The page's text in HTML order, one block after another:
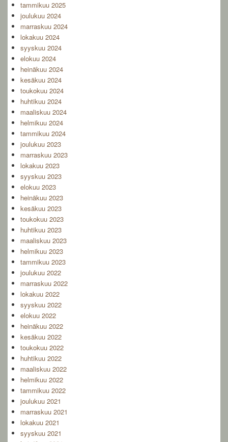
tammikuu 2025
joulukuu 2024
marraskuu 2024
lokakuu 2024
syyskuu 2024
elokuu 2024
heinäkuu 2024
kesäkuu 2024
toukokuu 2024
huhtikuu 2024
maaliskuu 2024
helmikuu 2024
tammikuu 2024
joulukuu 2023
marraskuu 2023
lokakuu 2023
syyskuu 2023
elokuu 2023
heinäkuu 2023
kesäkuu 2023
toukokuu 2023
huhtikuu 2023
maaliskuu 2023
helmikuu 2023
tammikuu 2023
joulukuu 2022
marraskuu 2022
lokakuu 2022
syyskuu 2022
elokuu 2022
heinäkuu 2022
kesäkuu 2022
toukokuu 2022
huhtikuu 2022
maaliskuu 2022
helmikuu 2022
tammikuu 2022
joulukuu 2021
marraskuu 2021
lokakuu 2021
syyskuu 2021